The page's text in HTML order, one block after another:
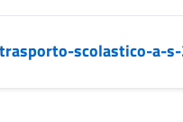
scolastico-a-